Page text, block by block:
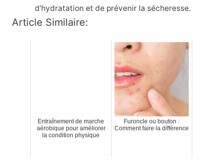
d’hydratation et de prévenir la sécheresse.
Article Similaire:
Entraînement de marche
aérobique pour améliorer
la condition physique
Furoncle ou bouton :
Comment faire la différence